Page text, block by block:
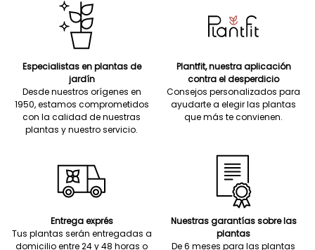
Especialistas en plantas de
jardín
Desde nuestros orígenes en
1950, estamos comprometidos
con la calidad de nuestras
plantas y nuestro servicio.
Plantfit, nuestra aplicación
contra el desperdicio
Consejos personalizados para
ayudarte a elegir las plantas
que más te convienen.
Entrega exprés
Tus plantas serán entregadas a
domicilio entre 24 y 48 horas o
Nuestras garantías sobre las
plantas
De 6 meses para las plantas